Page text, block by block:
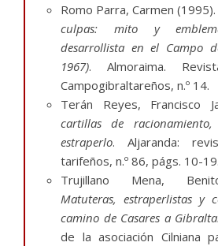
Romo Parra, Carmen (1995).
culpas: mito y
desarrollista en el Campo
1967). Almoraima.
Campogibraltareños, n.º 14.
Terán Reyes, Francisco
cartillas de
estraperlo. Aljaranda:
tarifeños, n.º 86, págs. 10-19.
Trujillano Mena,
Matuteras, estraperlistas y
camino de Casares a
de la asociación Cilniana